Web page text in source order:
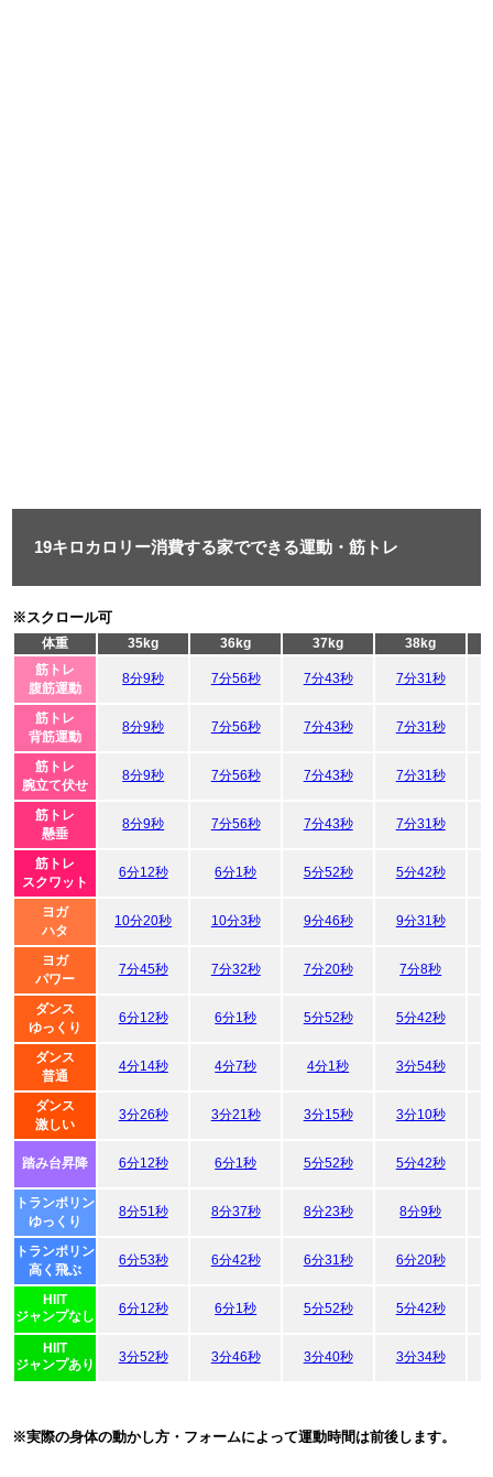
19キロカロリー消費する家でできる運動・筋トレ
※スクロール可
体重 35kg 36kg 37kg
38kg
筋トレ
腹筋運動
8分9秒 7分56秒 7分43秒 7分31秒
筋トレ
背筋運動
8分9秒 7分56秒 7分43秒 7分31秒
筋トレ
腕立て伏せ
8分9秒 7分56秒 7分43秒 7分31秒
筋トレ
懸垂
8分9秒 7分56秒 7分43秒 7分31秒
筋トレ
スクワット
6分12秒 6分1秒 5分52秒 5分42秒
ヨガ
ハタ
10分20秒 10分3秒 9分46秒 9分31秒
ヨガ
パワー
7分45秒 7分32秒 7分20秒 7分8秒
ダンス
ゆっくり
6分12秒 6分1秒 5分52秒 5分42秒
ダンス
普通
4分14秒 4分7秒 4分1秒 3分54秒
ダンス
激しい
3分26秒 3分21秒 3分15秒 3分10秒
踏み台昇降 6分12秒 6分1秒 5分52秒 5分42秒
トランポリン
ゆっくり
8分51秒 8分37秒 8分23秒 8分9秒
トランポリン
高く飛ぶ
6分53秒 6分42秒 6分31秒 6分20秒
HIIT
ジャンプなし
6分12秒 6分1秒 5分52秒 5分42秒
HIIT
ジャンプあり
3分52秒 3分46秒 3分40秒 3分34秒
※実際の身体の動かし方・フォームによって運動時間は前後します。